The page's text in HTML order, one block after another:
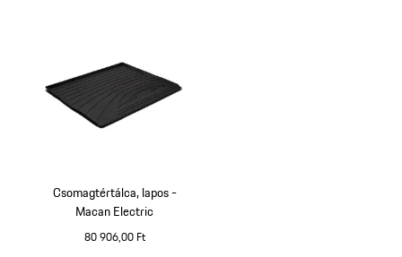
Csomagtértálca, lapos -
Macan Electric
80 906,00 Ft